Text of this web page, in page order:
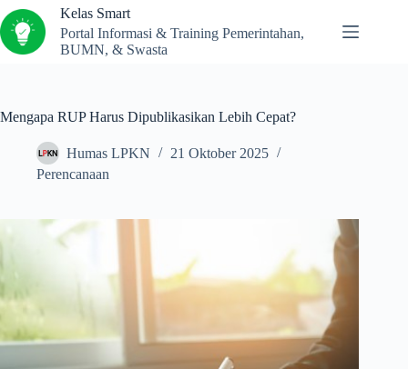
Kelas Smart
Portal Informasi & Training Pemerintahan,
BUMN, & Swasta
Mengapa RUP Harus Dipublikasikan Lebih Cepat?
Humas LPKN
21 Oktober 2025
Perencanaan